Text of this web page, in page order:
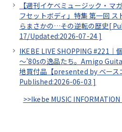
【週刊イケベミュージック・マ
フセットボディ」特集 第一回
らまさかの…その逆転の歴史[
17/Updated:2026-07-24 ]
IKEBE LIVE SHOPPING #221｜
～’80sの逸品たち。Amigo
地買付品【presented by ベース
Published:2026-06-03 ]
>>Ikebe MUSIC